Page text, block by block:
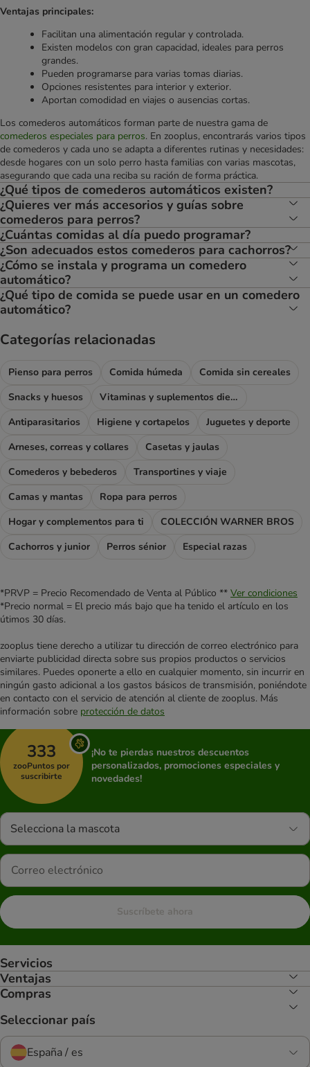
Ventajas principales:
Facilitan una alimentación regular y controlada.
Existen modelos con gran capacidad, ideales para perros
grandes.
Pueden programarse para varias tomas diarias.
Opciones resistentes para interior y exterior.
Aportan comodidad en viajes o ausencias cortas.
Los comederos automáticos forman parte de nuestra gama de
comederos especiales para perros. En zooplus, encontrarás varios tipos
de comederos y cada uno se adapta a diferentes rutinas y necesidades:
desde hogares con un solo perro hasta familias con varias mascotas,
asegurando que cada una reciba su ración de forma práctica.
¿Qué tipos de comederos automáticos existen?
¿Quieres ver más accesorios y guías sobre
comederos para perros?
¿Cuántas comidas al día puedo programar?
¿Son adecuados estos comederos para cachorros?
¿Cómo se instala y programa un comedero
automático?
¿Qué tipo de comida se puede usar en un comedero
automático?
Categorías relacionadas
Pienso para perros Comida húmeda
Comida sin cereales
Snacks y huesos
Vitaminas y suplementos dietéticos
Antiparasitarios
Higiene y cortapelos
Juguetes y deporte
Arneses, correas y collares
Casetas y jaulas
Comederos y bebederos
Transportines y viaje
Camas y mantas
Ropa para perros
Hogar y complementos para ti
COLECCIÓN WARNER BROS
Cachorros y junior
Perros sénior Especial razas
*PRVP = Precio Recomendado de Venta al Público ** Ver condiciones
*Precio normal = El precio más bajo que ha tenido el artículo en los
útimos 30 días.
zooplus tiene derecho a utilizar tu dirección de correo electrónico para
enviarte publicidad directa sobre sus propios productos o servicios
similares. Puedes oponerte a ello en cualquier momento, sin incurrir en
ningún gasto adicional a los gastos básicos de transmisión, poniéndote
en contacto con el servicio de atención al cliente de zooplus. Más
información sobre protección de datos
333
zooPuntos por
suscribirte
¡No te pierdas nuestros descuentos
personalizados, promociones especiales y
novedades!
Selecciona la mascota
Suscríbete ahora
Servicios
Ventajas
Compras
Seleccionar país
España / es